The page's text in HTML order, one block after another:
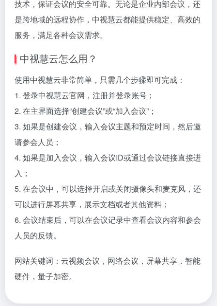
技术，保证会议的安全可靠。无论是企业内部会议，还
是跨地域的远程协作，中视慧云都能提供稳定、高效的
服务，满足各种会议需求。
中视慧云怎么用？
使用中视慧云非常简单，只需几个步骤即可完成：
1. 登录中视慧云官网，注册并登录账号；
2. 在主界面选择“创建会议”或“加入会议”；
3. 如果是创建会议，输入会议主题和预定时间，然后邀
请参会人员；
4. 如果是加入会议，输入会议ID或通过会议链接直接进
入；
5. 在会议中，可以选择开启或关闭摄像头和麦克风，还
可以进行屏幕共享，展示文档或者其他资料；
6. 会议结束后，可以在会议记录中查看会议内容和参会
人员的反馈。
网站关键词：云视频会议，网络会议，屏幕共享，智能
硬件，量子加密。